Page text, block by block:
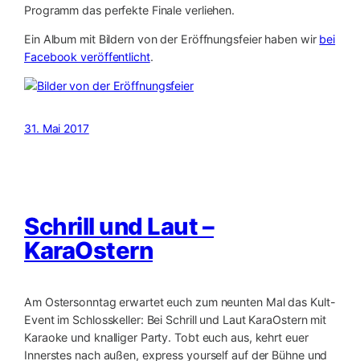
Programm das perfekte Finale verliehen.
Ein Album mit Bildern von der Eröffnungsfeier haben wir bei
Facebook veröffentlicht.
31. Mai 2017
Schrill und Laut –
KaraOstern
Am Ostersonntag erwartet euch zum neunten Mal das Kult-
Event im Schlosskeller: Bei Schrill und Laut KaraOstern mit
Karaoke und knalliger Party. Tobt euch aus, kehrt euer
Innerstes nach außen, express yourself auf der Bühne und